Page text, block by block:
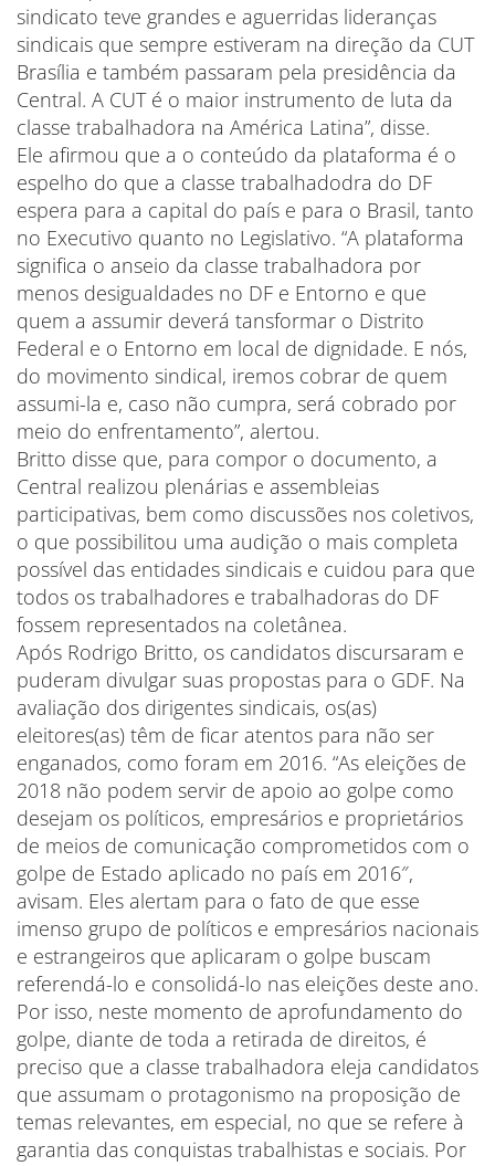
sindicato teve grandes e aguerridas lideranças
sindicais que sempre estiveram na direção da CUT
Brasília e também passaram pela presidência da
Central. A CUT é o maior instrumento de luta da
classe trabalhadora na América Latina”, disse.
Ele afirmou que a o conteúdo da plataforma é o
espelho do que a classe trabalhadodra do DF
espera para a capital do país e para o Brasil, tanto
no Executivo quanto no Legislativo. “A plataforma
significa o anseio da classe trabalhadora por
menos desigualdades no DF e Entorno e que
quem a assumir deverá tansformar o Distrito
Federal e o Entorno em local de dignidade. E nós,
do movimento sindical, iremos cobrar de quem
assumi-la e, caso não cumpra, será cobrado por
meio do enfrentamento”, alertou.
Britto disse que, para compor o documento, a
Central realizou plenárias e assembleias
participativas, bem como discussões nos coletivos,
o que possibilitou uma audição o mais completa
possível das entidades sindicais e cuidou para que
todos os trabalhadores e trabalhadoras do DF
fossem representados na coletânea.
Após Rodrigo Britto, os candidatos discursaram e
puderam divulgar suas propostas para o GDF. Na
avaliação dos dirigentes sindicais, os(as)
eleitores(as) têm de ficar atentos para não ser
enganados, como foram em 2016. “As eleições de
2018 não podem servir de apoio ao golpe como
desejam os políticos, empresários e proprietários
de meios de comunicação comprometidos com o
golpe de Estado aplicado no país em 2016″,
avisam. Eles alertam para o fato de que esse
imenso grupo de políticos e empresários nacionais
e estrangeiros que aplicaram o golpe buscam
referendá-lo e consolidá-lo nas eleições deste ano.
Por isso, neste momento de aprofundamento do
golpe, diante de toda a retirada de direitos, é
preciso que a classe trabalhadora eleja candidatos
que assumam o protagonismo na proposição de
temas relevantes, em especial, no que se refere à
garantia das conquistas trabalhistas e sociais. Por